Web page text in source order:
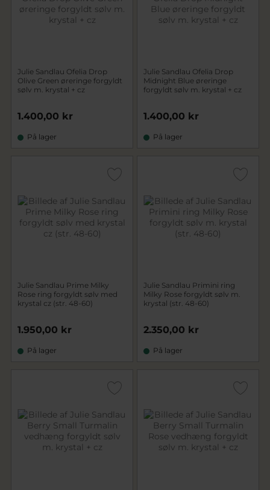
Julie Sandlau Ofelia Drop
Olive Green øreringe forgyldt
sølv m. krystal + cz
1.400,00 kr
På lager
Julie Sandlau Ofelia Drop
Midnight Blue øreringe
forgyldt sølv m. krystal + cz
1.400,00 kr
På lager
Julie Sandlau Prime Milky
Rose ring forgyldt sølv med
krystal cz (str. 48-60)
1.950,00 kr
På lager
Julie Sandlau Primini ring
Milky Rose forgyldt sølv m.
krystal (str. 48-60)
2.350,00 kr
På lager